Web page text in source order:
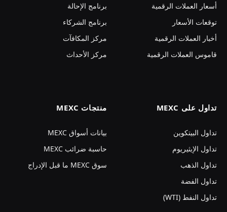
أسعار العملات الرقمية
توقعات الأسعار
أخبار العملات الرقمية
قاموس العملات الرقمية
برنامج الإحالة
برنامج الشركاء
مركز المكافآت
مركز الأحداث
تداول على MEXC
تداول البيتكوين
تداول الإيثيريوم
تداول الذهب
تداول الفضة
تداول النفط (WTI)
منتجات MEXC
بيانات أسواق MEXC
حاسبة ضرائب MEXC
سوق MEXC ما قبل الإدراج